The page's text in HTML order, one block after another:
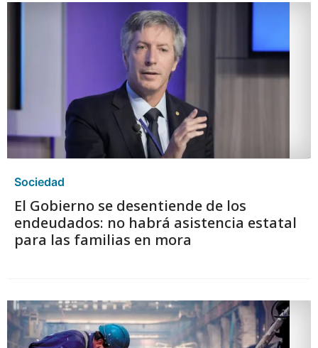
Sociedad
El Gobierno se desentiende de los
endeudados: no habrá asistencia estatal
para las familias en mora